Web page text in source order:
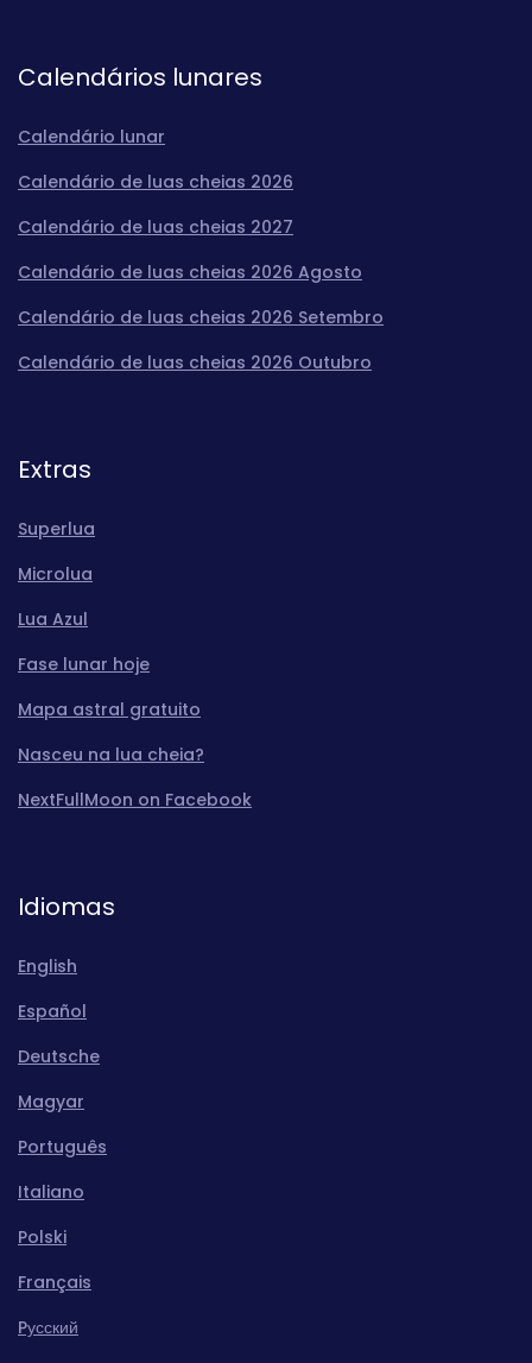
Calendários lunares
Calendário lunar
Calendário de luas cheias 2026
Calendário de luas cheias 2027
Calendário de luas cheias 2026 Agosto
Calendário de luas cheias 2026 Setembro
Calendário de luas cheias 2026 Outubro
Extras
Superlua
Microlua
Lua Azul
Fase lunar hoje
Mapa astral gratuito
Nasceu na lua cheia?
NextFullMoon on Facebook
Idiomas
English
Español
Deutsche
Magyar
Português
Italiano
Polski
Français
Pусский